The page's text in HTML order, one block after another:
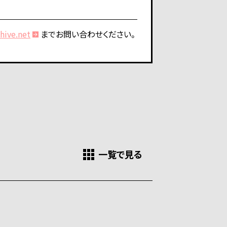
までお問い合わせください。
一覧で見る